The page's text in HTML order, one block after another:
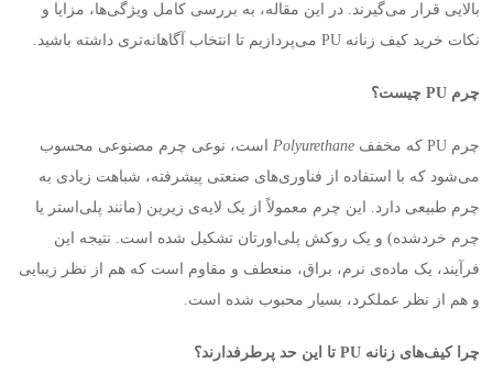
بالایی قرار می‌گیرند. در این مقاله، به بررسی کامل ویژگی‌ها، مزایا و
نکات خرید کیف زنانه PU می‌پردازیم تا انتخاب آگاهانه‌تری داشته باشید.
چرم PU چیست؟
چرم PU که مخفف Polyurethane است، نوعی چرم مصنوعی محسوب
می‌شود که با استفاده از فناوری‌های صنعتی پیشرفته، شباهت زیادی به
چرم طبیعی دارد. این چرم معمولاً از یک لایه‌ی زیرین (مانند پلی‌استر یا
چرم خردشده) و یک روکش پلی‌اورتان تشکیل شده است. نتیجه این
فرآیند، یک ماده‌ی نرم، براق، منعطف و مقاوم است که هم از نظر زیبایی
و هم از نظر عملکرد، بسیار محبوب شده است.
چرا کیف‌های زنانه PU تا این حد پرطرفدارند؟